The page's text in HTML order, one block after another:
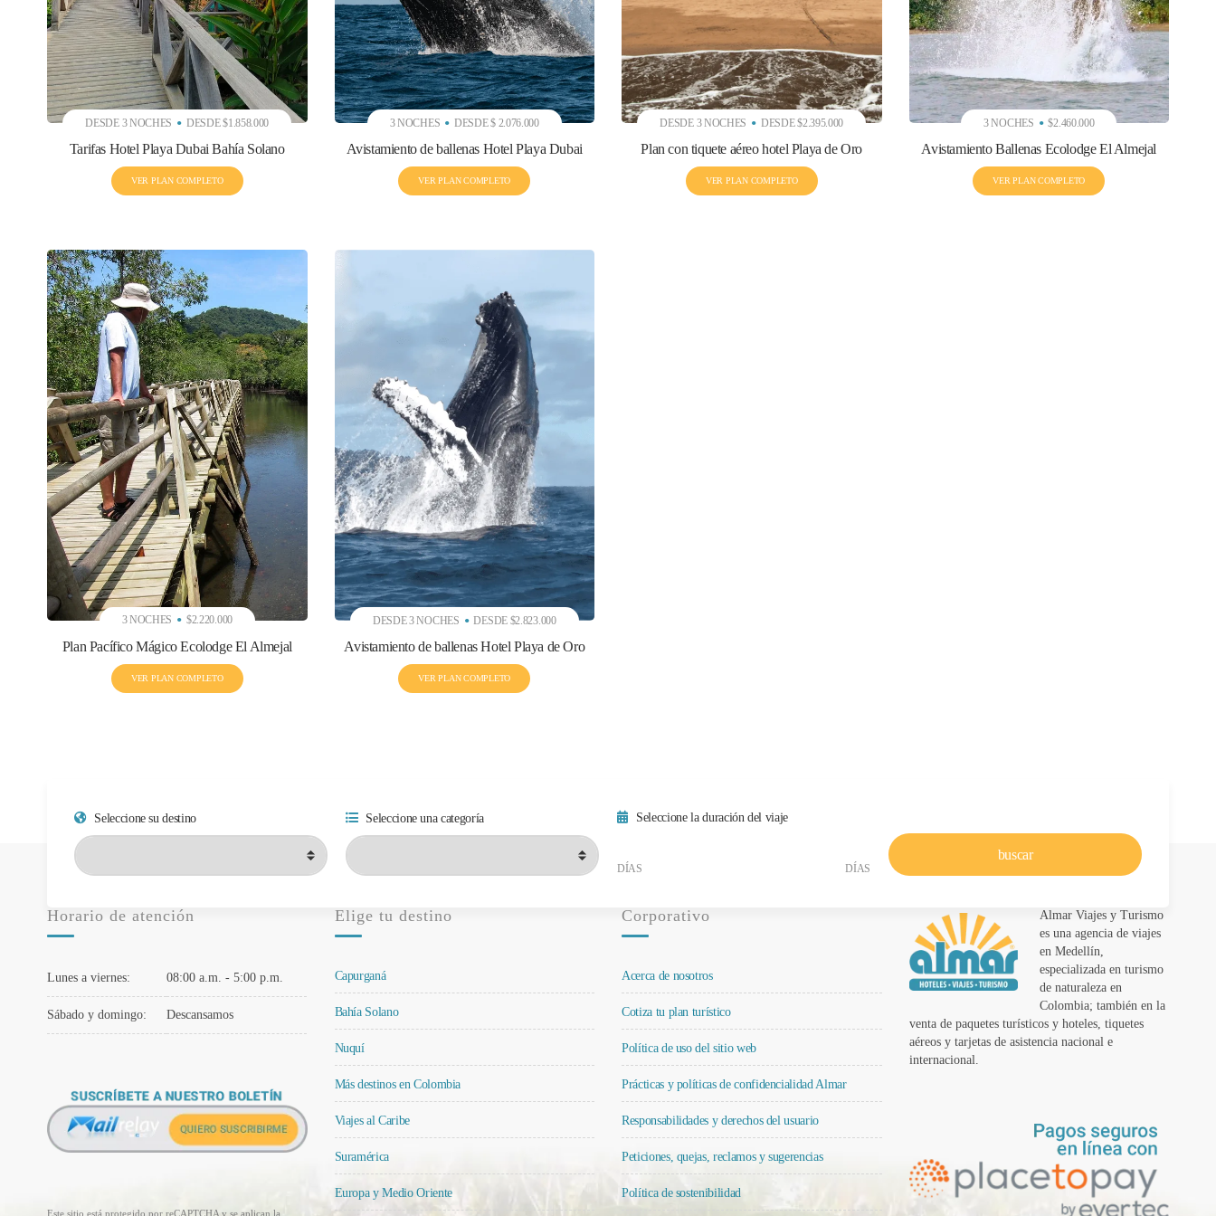
DESDE 3 NOCHES DESDE $1.858.000
Tarifas Hotel Playa Dubai Bahía Solano
VER PLAN COMPLETO
3 NOCHES DESDE $ 2.076.000
Avistamiento de ballenas Hotel Playa Dubai
VER PLAN COMPLETO
DESDE 3 NOCHES DESDE $2.395.000
Plan con tiquete aéreo hotel Playa de Oro
VER PLAN COMPLETO
3 NOCHES $2.460.000
Avistamiento Ballenas Ecolodge El Almejal
VER PLAN COMPLETO
3 NOCHES $2.220.000
Plan Pacífico Mágico Ecolodge El Almejal
VER PLAN COMPLETO
DESDE 3 NOCHES DESDE $2.823.000
Avistamiento de ballenas Hotel Playa de Oro
VER PLAN COMPLETO
Seleccione su destino Seleccione una categoría Seleccione la duración del viaje
Duración mínima del viaje
Duración máxima del viaje
DÍAS DÍAS
buscar
Horario de atención
Lunes a viernes: 08:00 a.m. - 5:00 p.m.
Sábado y domingo: Descansamos
Este sitio está protegido por reCAPTCHA y se aplican la
Elige tu destino
Capurganá
Bahía Solano
Nuquí
Más destinos en Colombia
Viajes al Caribe
Suramérica
Europa y Medio Oriente
Corporativo
Acerca de nosotros
Cotiza tu plan turístico
Política de uso del sitio web
Prácticas y políticas de confidencialidad Almar
Responsabilidades y derechos del usuario
Peticiones, quejas, reclamos y sugerencias
Política de sostenibilidad
Almar Viajes y Turismo
es una agencia de viajes
en Medellín,
especializada en turismo
de naturaleza en
Colombia; también en la
venta de paquetes turísticos y hoteles, tiquetes
aéreos y tarjetas de asistencia nacional e
internacional.